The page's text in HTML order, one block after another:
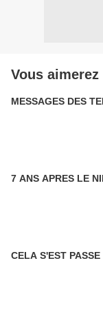
Vous aimerez
MESSAGES DES
7 ANS APRES LE
CELA S'EST